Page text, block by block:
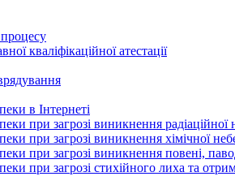
процесу
кваліфікаційної атестації
в Інтернеті
при загрозі виникнення радіаційної
при загрозі виникнення хімічної
при загрозі виникнення повені,
при загрозі стихійного лиха та